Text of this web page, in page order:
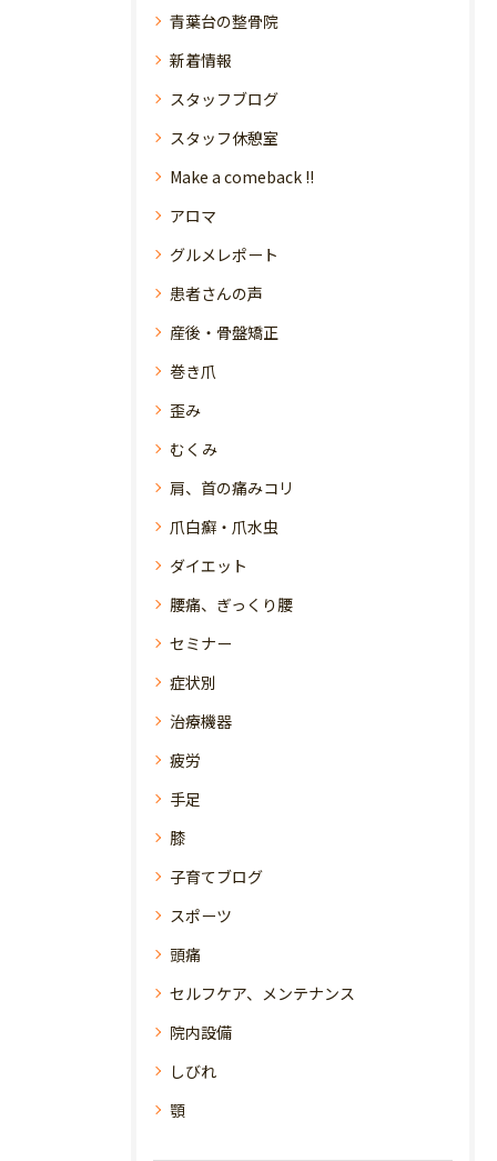
青葉台の整骨院
新着情報
スタッフブログ
スタッフ休憩室
Make a comeback !!
アロマ
グルメレポート
患者さんの声
産後・骨盤矯正
巻き爪
歪み
むくみ
肩、首の痛みコリ
爪白癬・爪水虫
ダイエット
腰痛、ぎっくり腰
セミナー
症状別
治療機器
疲労
手足
膝
子育てブログ
スポーツ
頭痛
セルフケア、メンテナンス
院内設備
しびれ
顎